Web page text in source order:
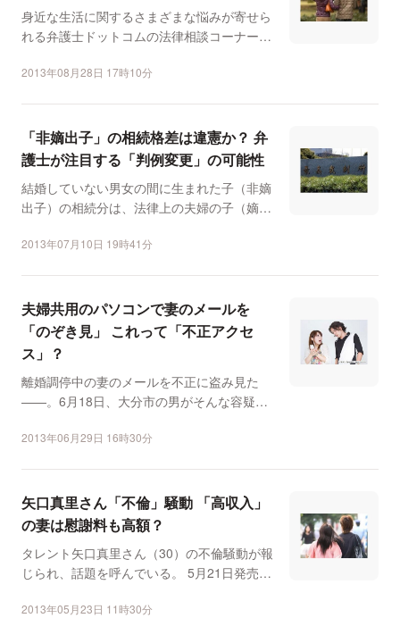
身近な生活に関するさまざまな悩みが寄せら
れる弁護士ドットコムの法律相談コーナー。
2013年08月28日 17時10分
「非嫡出子」の相続格差は違憲か？ 弁
護士が注目する「判例変更」の可能性
結婚していない男女の間に生まれた子（非嫡
出子）の相続分は、法律上の夫婦の子（嫡出
2013年07月10日 19時41分
夫婦共用のパソコンで妻のメールを
「のぞき見」 これって「不正アクセ
ス」？
離婚調停中の妻のメールを不正に盗み見た
——。6月18日、大分市の男がそんな容疑で
2013年06月29日 16時30分
矢口真里さん「不倫」騒動 「高収入」
の妻は慰謝料も高額？
タレント矢口真里さん（30）の不倫騒動が報
じられ、話題を呼んでいる。 5月21日発売の
2013年05月23日 11時30分